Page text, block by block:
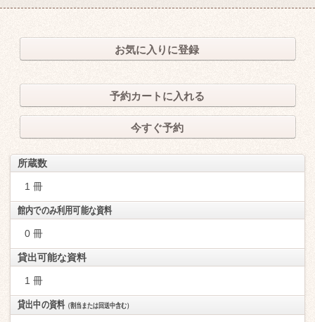
お気に入りに登録
予約カートに入れる
今すぐ予約
所蔵数
1 冊
館内でのみ利用可能な資料
0 冊
貸出可能な資料
1 冊
貸出中の資料（割当または回送中含む）